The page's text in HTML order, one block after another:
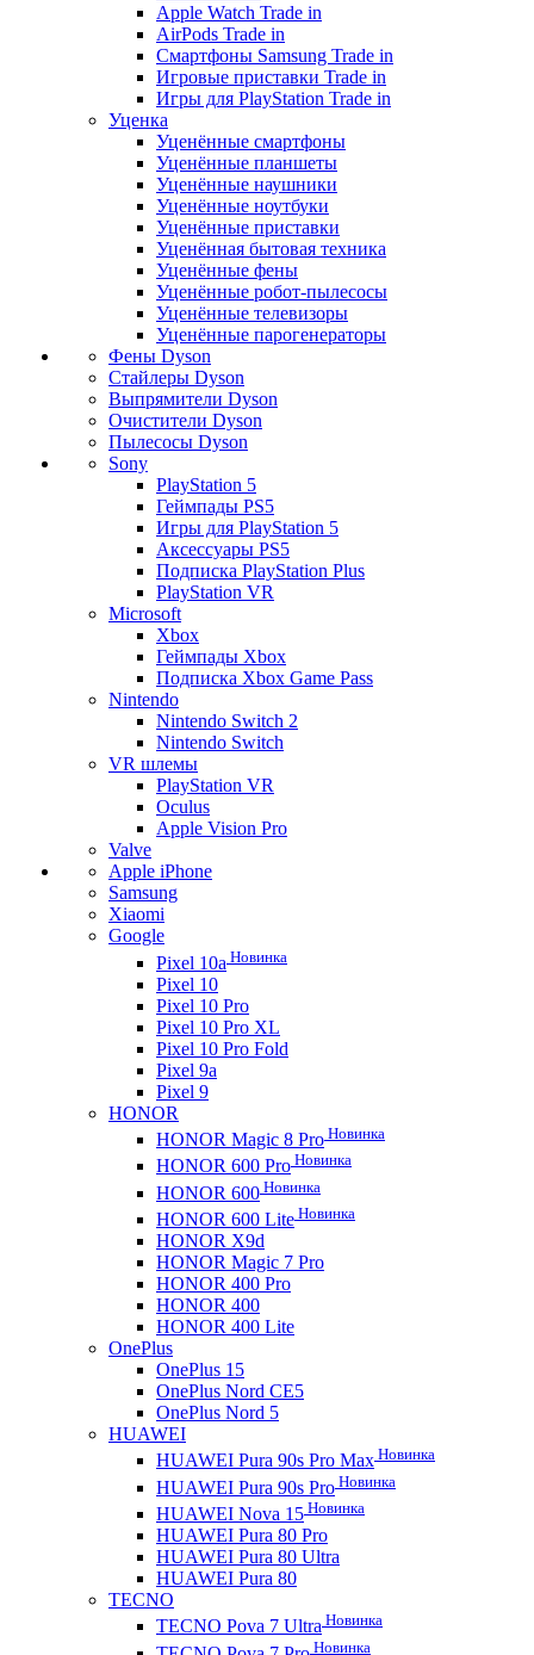
Apple Watch Trade in
AirPods Trade in
Смартфоны Samsung Trade in
Игровые приставки Trade in
Игры для PlayStation Trade in
Уценка
Уценённые смартфоны
Уценённые планшеты
Уценённые наушники
Уценённые ноутбуки
Уценённые приставки
Уценённая бытовая техника
Уценённые фены
Уценённые робот-пылесосы
Уценённые телевизоры
Уценённые парогенераторы
Фены Dyson
Стайлеры Dyson
Выпрямители Dyson
Очистители Dyson
Пылесосы Dyson
Sony
PlayStation 5
Геймпады PS5
Игры для PlayStation 5
Аксессуары PS5
Подписка PlayStation Plus
PlayStation VR
Microsoft
Xbox
Геймпады Xbox
Подписка Xbox Game Pass
Nintendo
Nintendo Switch 2
Nintendo Switch
VR шлемы
PlayStation VR
Oculus
Apple Vision Pro
Valve
Apple iPhone
Samsung
Xiaomi
Google
Pixel 10a Новинка
Pixel 10
Pixel 10 Pro
Pixel 10 Pro XL
Pixel 10 Pro Fold
Pixel 9a
Pixel 9
HONOR
HONOR Magic 8 Pro Новинка
HONOR 600 Pro Новинка
HONOR 600 Новинка
HONOR 600 Lite Новинка
HONOR X9d
HONOR Magic 7 Pro
HONOR 400 Pro
HONOR 400
HONOR 400 Lite
OnePlus
OnePlus 15
OnePlus Nord CE5
OnePlus Nord 5
HUAWEI
HUAWEI Pura 90s Pro Max Новинка
HUAWEI Pura 90s Pro Новинка
HUAWEI Nova 15 Новинка
HUAWEI Pura 80 Pro
HUAWEI Pura 80 Ultra
HUAWEI Pura 80
TECNO
TECNO Pova 7 Ultra Новинка
Новинка